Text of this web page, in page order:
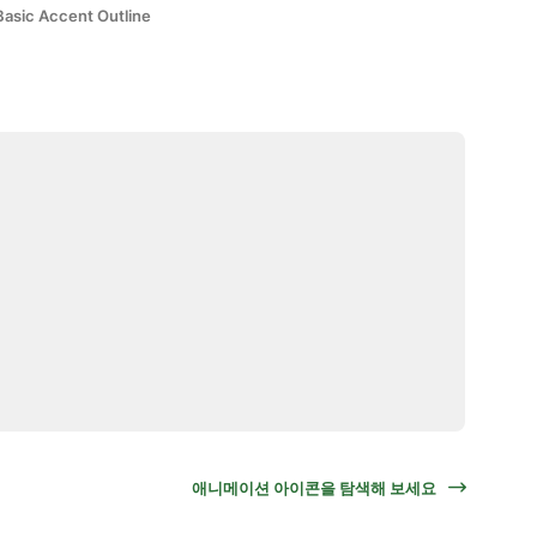
Accent Outline
애니메이션 아이콘을 탐색해 보세요